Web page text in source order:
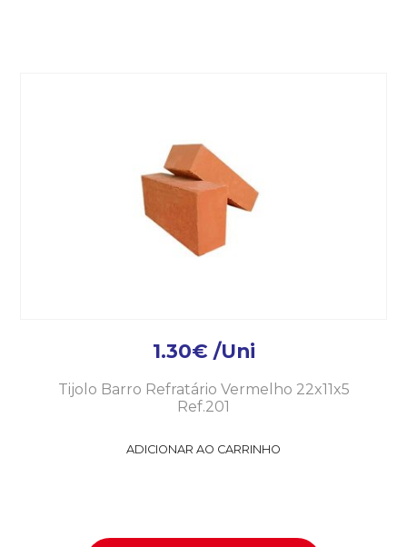
1.30€ /Uni
Tijolo Barro Refratário Vermelho 22x11x5
Ref.201
ADICIONAR AO CARRINHO